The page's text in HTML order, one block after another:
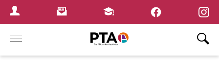
Login MenuNewsletterFortbildungen
Home ×